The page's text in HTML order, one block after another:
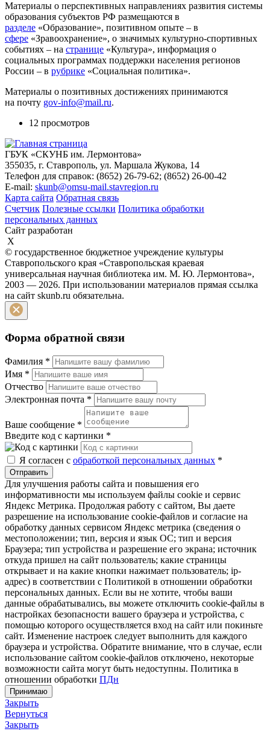
Материалы о перспективных направлениях развития системы
образования субъектов РФ размещаются в
разделе «Образование», позитивном опыте – в
сфере «Зравоохранение», о значимых культурно-спортивных
событиях – на странице «Культура», информация о
социальных программах поддержки населения регионов
России – в рубрике «Социальная политика».
Материалы о позитивных достижениях принимаются
на почту gov-info@mail.ru.
12 просмотров
ГБУК «СКУНБ им. Лермонтова»
355035, г. Ставрополь, ул. Маршала Жукова, 14
Телефон для справок: (8652) 26-79-62; (8652) 26-00-42
E-mail: skunb@omsu-mail.stavregion.ru
Карта сайта Обратная связь
Счетчик Полезные ссылки Политика обработки
персональных данных
Сайт разработан
X
© государственное бюджетное учреждение культуры
Ставропольского края «Ставропольская краевая
универсальная научная библиотека им. М. Ю. Лермонтова»,
2003 — 2026. При использовании материалов прямая ссылка
на сайт skunb.ru обязательна.
Форма обратной связи
Фамилия *
Имя *
Отчество
Электронная почта *
Ваше сообщение *
Введите код с картинки *
Я согласен с обработкой персональных данных *
Отправить
Для улучшения работы сайта и повышения его
информативности мы используем файлы cookie и сервис
Яндекс Метрика. Продолжая работу с сайтом, Вы даете
разрешение на использование cookie-файлов и согласие на
обработку данных сервисом Яндекс метрика (сведения о
местоположении; тип, версия и язык ОС; тип и версия
Браузера; тип устройства и разрешение его экрана; источник
откуда пришел на сайт пользователь; какие страницы
открывает и на какие кнопки нажимает пользователь; ip-
адрес) в соответствии с Политикой в отношении обработки
персональных данных. Если вы не хотите, чтобы ваши
данные обрабатывались, вы можете отключить cookie-файлы в
настройках безопасности вашего браузера и устройства, с
помощью которого осуществляется вход на сайт или покиньте
сайт. Изменение настроек следует выполнить для каждого
браузера и устройства. Обратите внимание, что в случае, если
использование сайтом cookie-файлов отключено, некоторые
возможности сайта могут быть недоступны. Политика в
отношении обработки ПДн
Принимаю
Закрыть
Вернуться
Закрыть